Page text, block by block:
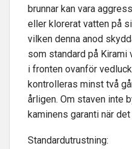
brunnar kan vara
eller klorerat vatten på
vilken denna anod
som standard på Kirami
i fronten ovanför
kontrolleras minst två
årligen. Om staven inte
kaminens garanti när
Standardutrustning: